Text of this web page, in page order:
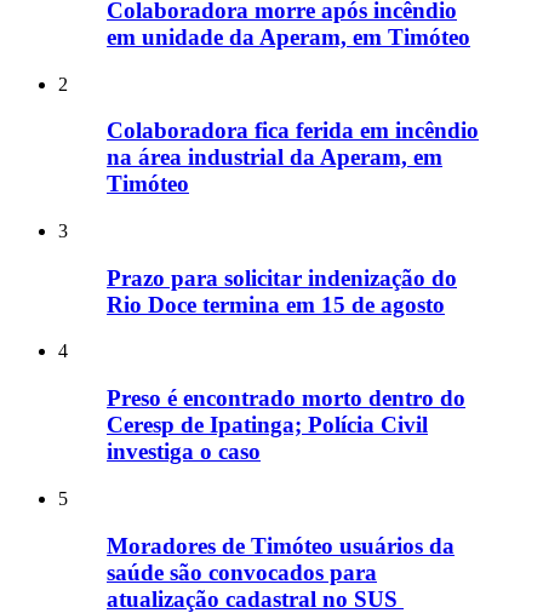
Colaboradora morre após incêndio
em unidade da Aperam, em Timóteo
2
Colaboradora fica ferida em incêndio
na área industrial da Aperam, em
Timóteo
3
Prazo para solicitar indenização do
Rio Doce termina em 15 de agosto
4
Preso é encontrado morto dentro do
Ceresp de Ipatinga; Polícia Civil
investiga o caso
5
Moradores de Timóteo usuários da
saúde são convocados para
atualização cadastral no SUS